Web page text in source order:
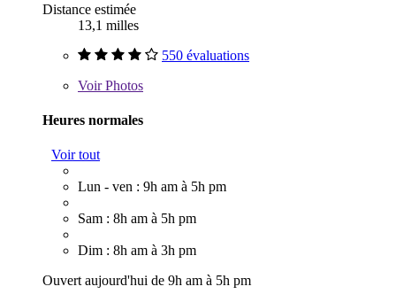
Distance estimée
13,1 milles
550 évaluations
VoirPhotos
Heures normales
Voir tout
Lun - ven : 9h am à 5h pm
Sam : 8h am à 5h pm
Dim : 8h am à 3h pm
Ouvert aujourd'hui de 9h am à 5h pm